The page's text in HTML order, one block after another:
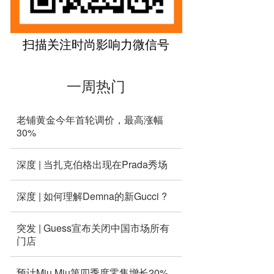
扫描关注时尚影响力微信号
一周热门
老铺黄金今年首轮调价，最高涨幅
30%
深度 | 当扎克伯格出现在Prada秀场
深度 | 如何理解Demna的新Gucci ?
突发 | Guess宣布关闭中国市场所有
门店